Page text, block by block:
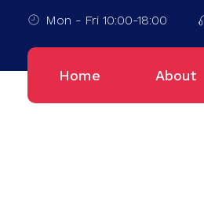
Mon - Fri 10:00-18:00
Home About